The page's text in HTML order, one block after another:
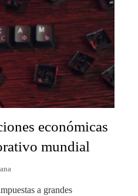
económicas
mundial
a grandes